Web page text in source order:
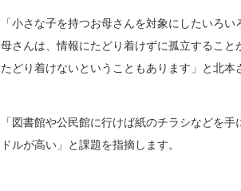
「小さな子を持つお母さんを対象にしたいろ
母さんは、情報にたどり着けずに孤立するこ
たどり着けないということもあります」と北本
「図書館や公民館に行けば紙のチラシなどを
ドルが高い」と課題を指摘します。